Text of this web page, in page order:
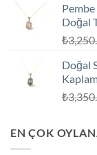
Doğal
₺
Doğal
₺
EN ÇOK